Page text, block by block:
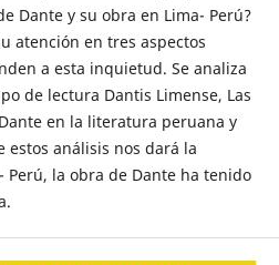
Dante y su obra en Lima- Perú?
atención en tres aspectos
a esta inquietud. Se analiza
de lectura Dantis Limense, Las
en la literatura peruana y
estos análisis nos dará la
Perú, la obra de Dante ha tenido